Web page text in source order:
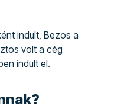
indult, Bezos a
volt a cég
indult el.